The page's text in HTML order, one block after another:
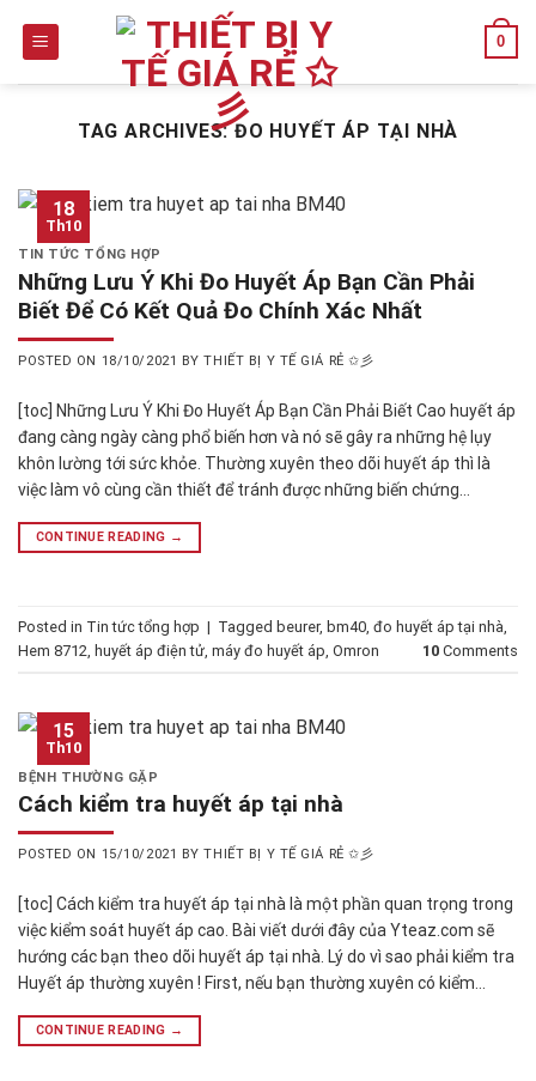
0
TAG ARCHIVES:ĐO HUYẾT ÁP TẠI NHÀ
18
Th10
TIN TỨC TỔNG HỢP
Những Lưu Ý Khi Đo Huyết Áp Bạn Cần Phải
Biết Để Có Kết Quả Đo Chính Xác Nhất
POSTED ON 18/10/2021 BYTHIẾT BỊ Y TẾ GIÁ RẺ ✩彡
[toc] Những Lưu Ý Khi Đo Huyết Áp Bạn Cần Phải Biết Cao huyết áp
đang càng ngày càng phổ biến hơn và nó sẽ gây ra những hệ lụy
khôn lường tới sức khỏe. Thường xuyên theo dõi huyết áp thì là
việc làm vô cùng cần thiết để tránh được những biến chứng…
CONTINUE READING →
Posted in Tin tức tổng hợp | Tagged beurer, bm40 đo huyết áp tại nhà
Hem 8712 huyết áp điện tử máy đo huyết áp Omron 10 Comments
15
Th10
BỆNH THƯỜNG GẶP
Cách kiểm tra huyết áp tại nhà
POSTED ON 15/10/2021 BYTHIẾT BỊ Y TẾ GIÁ RẺ ✩彡
[toc] Cách kiểm tra huyết áp tại nhà là một phần quan trọng trong
việc kiểm soát huyết áp cao. Bài viết dưới đây của Yteaz.com sẽ
hướng các bạn theo dõi huyết áp tại nhà. Lý do vì sao phải kiểm tra
Huyết áp thường xuyên ! First, nếu bạn thường xuyên có kiểm…
CONTINUE READING →